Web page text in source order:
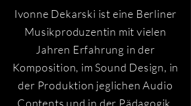
Ivonne Dekarski ist eine Berliner
Musikproduzentin mit vielen
Jahren Erfahrung in der
Komposition, im Sound Design, in
der Produktion jeglichen Audio
Contents und in der Pädagogik.